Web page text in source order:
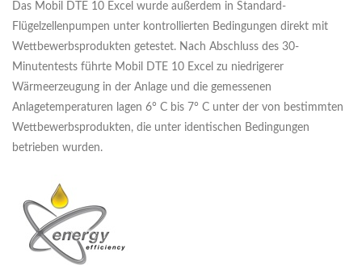
Das Mobil DTE 10 Excel wurde außerdem in Standard-
Flügelzellenpumpen unter kontrollierten Bedingungen direkt mit
Wettbewerbsprodukten getestet. Nach Abschluss des 30-
Minutentests führte Mobil DTE 10 Excel zu niedrigerer
Wärmeerzeugung in der Anlage und die gemessenen
Anlagetemperaturen lagen 6° C bis 7° C unter der von bestimmten
Wettbewerbsprodukten, die unter identischen Bedingungen
betrieben wurden.